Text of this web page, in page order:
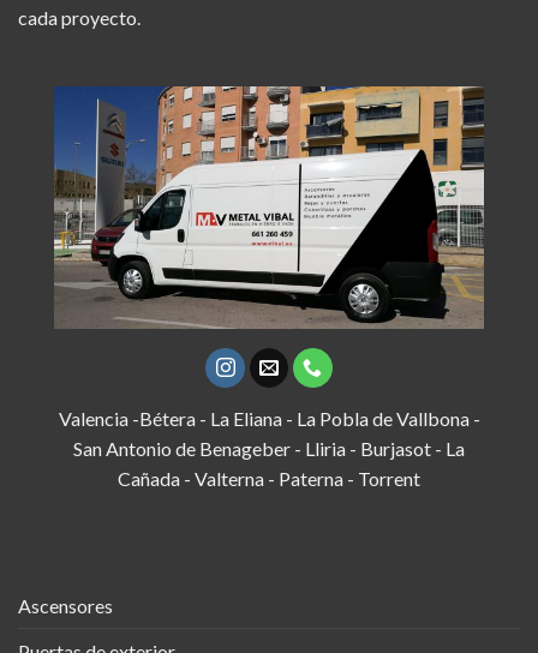
cada proyecto.
Valencia -Bétera - La Eliana - La Pobla de Vallbona -
San Antonio de Benageber - Lliria - Burjasot - La
Cañada - Valterna - Paterna - Torrent
Ascensores